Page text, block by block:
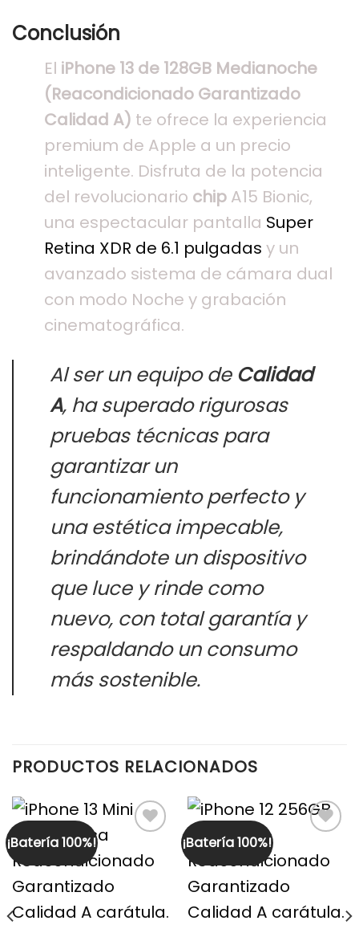
Conclusión
El iPhone 13 de 128GB Medianoche
(Reacondicionado Garantizado
Calidad A) te ofrece la experiencia
premium de Apple a un precio
inteligente. Disfruta de la potencia
del revolucionario chip A15 Bionic,
una espectacular pantalla Super
Retina XDR de 6.1 pulgadas y un
avanzado sistema de cámara dual
con modo Noche y grabación
cinematográfica.
Al ser un equipo de Calidad
A, ha superado rigurosas
pruebas técnicas para
garantizar un
funcionamiento perfecto y
una estética impecable,
brindándote un dispositivo
que luce y rinde como
nuevo, con total garantía y
respaldando un consumo
más sostenible.
PRODUCTOS RELACIONADOS
¡Batería 100%! ¡Batería 100%!